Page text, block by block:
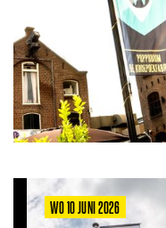
WO 10 JUNI 2026